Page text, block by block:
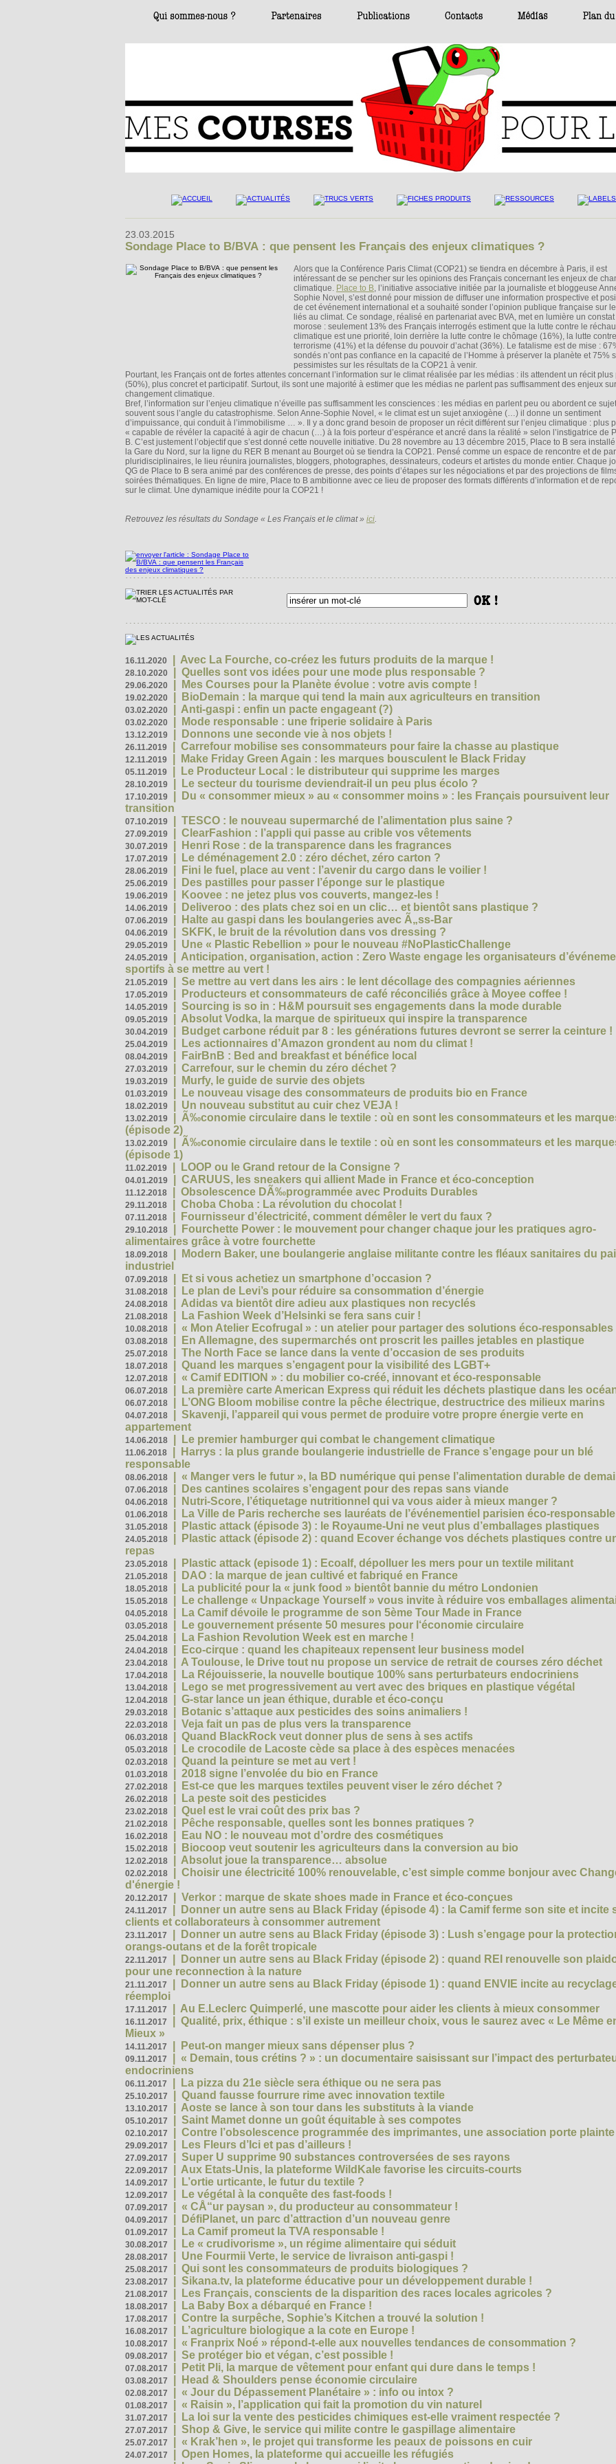
23.03.2015
Sondage Place to B/BVA : que pensent les Français des enjeux climatiques ?
Alors que la Conférence Paris Climat (COP21) se tiendra en décembre à Paris, il est
intéressant de se pencher sur les opinions des Français concernant les enjeux de
climatique. Place to B, l’initiative associative initiée par la journaliste et bloggeuse
Sophie Novel, s’est donné pour mission de diffuser une information prospective et
de cet événement international et a souhaité sonder l’opinion publique française sur
liés au climat. Ce sondage, réalisé en partenariat avec BVA, met en lumière un
morose : seulement 13% des Français interrogés estiment que la lutte contre le
climatique est une priorité, loin derrière la lutte contre le chômage (16%), la lutte
terrorisme (41%) et la défense du pouvoir d’achat (36%). Le fatalisme est de mise :
sondés n’ont pas confiance en la capacité de l’Homme à préserver la planète et 75%
pessimistes sur les résultats de la COP21 à venir.
Pourtant, les Français ont de fortes attentes concernant l’information sur le climat réalisée par les médias : ils attendent un récit plus
(50%), plus concret et participatif. Surtout, ils sont une majorité à estimer que les médias ne parlent pas suffisamment des enjeux
changement climatique.
Bref, l’information sur l’enjeu climatique n’éveille pas suffisamment les consciences : les médias en parlent peu ou abordent ce
souvent sous l’angle du catastrophisme. Selon Anne-Sophie Novel, « le climat est un sujet anxiogène (…) il donne un sentiment
d’impuissance, qui conduit à l’immobilisme … ». Il y a donc grand besoin de proposer un récit différent sur l’enjeu climatique : plus
« capable de révéler la capacité à agir de chacun (…) à la fois porteur d’espérance et ancré dans la réalité » selon l’instigatrice de
B. C’est justement l’objectif que s’est donné cette nouvelle initiative. Du 28 novembre au 13 décembre 2015, Place to B sera
la Gare du Nord, sur la ligne du RER B menant au Bourget où se tiendra la COP21. Pensé comme un espace de rencontre et de
pluridisciplinaires, le lieu réunira journalistes, bloggers, photographes, dessinateurs, codeurs et artistes du monde entier. Chaque
QG de Place to B sera animé par des conférences de presse, des points d’étapes sur les négociations et par des projections de
soirées thématiques. En ligne de mire, Place to B ambitionne avec ce lieu de proposer des formats différents d’information et de
sur le climat. Une dynamique inédite pour la COP21 !
Retrouvez les résultats du Sondage « Les Français et le climat » ici.
16.11.2020 Avec La Fourche, co-créez les futurs produits de la marque !
28.10.2020 Quelles sont vos idées pour une mode plus responsable ?
29.06.2020 Mes Courses pour la Planète évolue : votre avis compte !
19.02.2020 BioDemain : la marque qui tend la main aux agriculteurs en transition
03.02.2020 Anti-gaspi : enfin un pacte engageant (?)
03.02.2020 Mode responsable : une friperie solidaire à Paris
13.12.2019 Donnons une seconde vie à nos objets !
26.11.2019 Carrefour mobilise ses consommateurs pour faire la chasse au plastique
12.11.2019 Make Friday Green Again : les marques bousculent le Black Friday
05.11.2019 Le Producteur Local : le distributeur qui supprime les marges
28.10.2019 Le secteur du tourisme deviendrait-il un peu plus écolo ?
17.10.2019
Du « consommer mieux » au « consommer moins » : les Français poursuivent leur
transition
07.10.2019 TESCO : le nouveau supermarché de l’alimentation plus saine ?
27.09.2019 ClearFashion : l’appli qui passe au crible vos vêtements
30.07.2019 Henri Rose : de la transparence dans les fragrances
17.07.2019 Le déménagement 2.0 : zéro déchet, zéro carton ?
28.06.2019 Fini le fuel, place au vent : l’avenir du cargo dans le voilier !
25.06.2019 Des pastilles pour passer l’éponge sur le plastique
19.06.2019 Koovee : ne jetez plus vos couverts, mangez-les !
14.06.2019 Deliveroo : des plats chez soi en un clic… et bientôt sans plastique ?
07.06.2019 Halte au gaspi dans les boulangeries avec Ã„ss-Bar
04.06.2019 SKFK, le bruit de la révolution dans vos dressing ?
29.05.2019 Une « Plastic Rebellion » pour le nouveau #NoPlasticChallenge
24.05.2019
Anticipation, organisation, action : Zero Waste engage les organisateurs
sportifs à se mettre au vert !
21.05.2019 Se mettre au vert dans les airs : le lent décollage des compagnies aériennes
17.05.2019 Producteurs et consommateurs de café réconciliés grâce à Moyee coffee !
14.05.2019 Sourcing is so in : H&M poursuit ses engagements dans la mode durable
09.05.2019 Absolut Vodka, la marque de spiritueux qui inspire la transparence
30.04.2019 Budget carbone réduit par 8 : les générations futures devront se serrer la ceinture !
25.04.2019 Les actionnaires d’Amazon grondent au nom du climat !
08.04.2019 FairBnB : Bed and breakfast et bénéfice local
27.03.2019 Carrefour, sur le chemin du zéro déchet ?
19.03.2019 Murfy, le guide de survie des objets
01.03.2019 Le nouveau visage des consommateurs de produits bio en France
18.02.2019 Un nouveau substitut au cuir chez VEJA !
13.02.2019
Ã‰conomie circulaire dans le textile : où en sont les consommateurs et les
(épisode 2)
13.02.2019
Ã‰conomie circulaire dans le textile : où en sont les consommateurs et les
(épisode 1)
11.02.2019 LOOP ou le Grand retour de la Consigne ?
04.01.2019 CARUUS, les sneakers qui allient Made in France et éco-conception
11.12.2018 Obsolescence DÃ‰programmée avec Produits Durables
29.11.2018 Choba Choba : La révolution du chocolat !
07.11.2018 Fournisseur d’électricité, comment démêler le vert du faux ?
29.10.2018
Fourchette Power : le mouvement pour changer chaque jour les pratiques agro-
alimentaires grâce à votre fourchette
18.09.2018
Modern Baker, une boulangerie anglaise militante contre les fléaux sanitaires du
industriel
07.09.2018 Et si vous achetiez un smartphone d’occasion ?
31.08.2018 Le plan de Levi’s pour réduire sa consommation d’énergie
24.08.2018 Adidas va bientôt dire adieu aux plastiques non recyclés
21.08.2018 La Fashion Week d’Helsinki se fera sans cuir !
10.08.2018 « Mon Atelier Ecofrugal » : un atelier pour partager des solutions éco-responsables
03.08.2018 En Allemagne, des supermarchés ont proscrit les pailles jetables en plastique
25.07.2018 The North Face se lance dans la vente d’occasion de ses produits
18.07.2018 Quand les marques s’engagent pour la visibilité des LGBT+
12.07.2018 « Camif EDITION » : du mobilier co-créé, innovant et éco-responsable
06.07.2018 La première carte American Express qui réduit les déchets plastique dans les
06.07.2018 L’ONG Bloom mobilise contre la pêche électrique, destructrice des milieux marins
04.07.2018
Skavenji, l’appareil qui vous permet de produire votre propre énergie verte en
appartement
14.06.2018 Le premier hamburger qui combat le changement climatique
11.06.2018
Harrys : la plus grande boulangerie industrielle de France s’engage pour un blé
responsable
08.06.2018 « Manger vers le futur », la BD numérique qui pense l’alimentation durable de
07.06.2018 Des cantines scolaires s’engagent pour des repas sans viande
04.06.2018 Nutri-Score, l’étiquetage nutritionnel qui va vous aider à mieux manger ?
01.06.2018 La Ville de Paris recherche ses lauréats de l’événementiel parisien éco-responsable
31.05.2018 Plastic attack (épisode 3) : le Royaume-Uni ne veut plus d’emballages plastiques
24.05.2018
Plastic attack (épisode 2) : quand Ecover échange vos déchets plastiques contre
repas
23.05.2018 Plastic attack (episode 1) : Ecoalf, dépolluer les mers pour un textile militant
21.05.2018 DAO : la marque de jean cultivé et fabriqué en France
18.05.2018 La publicité pour la « junk food » bientôt bannie du métro Londonien
15.05.2018 Le challenge « Unpackage Yourself » vous invite à réduire vos emballages
04.05.2018 La Camif dévoile le programme de son 5ème Tour Made in France
03.05.2018 Le gouvernement présente 50 mesures pour l‘économie circulaire
25.04.2018 La Fashion Revolution Week est en marche !
24.04.2018 Eco-cirque : quand les chapiteaux repensent leur business model
23.04.2018 A Toulouse, le Drive tout nu propose un service de retrait de courses zéro déchet
17.04.2018 La Réjouisserie, la nouvelle boutique 100% sans perturbateurs endocriniens
13.04.2018 Lego se met progressivement au vert avec des briques en plastique végétal
12.04.2018 G-star lance un jean éthique, durable et éco-conçu
29.03.2018 Botanic s’attaque aux pesticides des soins animaliers !
22.03.2018 Veja fait un pas de plus vers la transparence
06.03.2018 Quand BlackRock veut donner plus de sens à ses actifs
05.03.2018 Le crocodile de Lacoste cède sa place à des espèces menacées
02.03.2018 Quand la peinture se met au vert !
01.03.2018 2018 signe l’envolée du bio en France
27.02.2018 Est-ce que les marques textiles peuvent viser le zéro déchet ?
26.02.2018 La peste soit des pesticides
23.02.2018 Quel est le vrai coût des prix bas ?
21.02.2018 Pêche responsable, quelles sont les bonnes pratiques ?
16.02.2018 Eau NO : le nouveau mot d’ordre des cosmétiques
15.02.2018 Biocoop veut soutenir les agriculteurs dans la conversion au bio
12.02.2018 Absolut joue la transparence… absolue
02.02.2018
Choisir une électricité 100% renouvelable, c’est simple comme bonjour avec
d'énergie !
20.12.2017 Verkor : marque de skate shoes made in France et éco-conçues
24.11.2017
Donner un autre sens au Black Friday (épisode 4) : la Camif ferme son site et incite
clients et collaborateurs à consommer autrement
23.11.2017
Donner un autre sens au Black Friday (épisode 3) : Lush s’engage pour la
orangs-outans et de la forêt tropicale
22.11.2017
Donner un autre sens au Black Friday (épisode 2) : quand REI renouvelle son
pour une reconnection à la nature
21.11.2017
Donner un autre sens au Black Friday (épisode 1) : quand ENVIE incite au
réemploi
17.11.2017 Au E.Leclerc Quimperlé, une mascotte pour aider les clients à mieux consommer
16.11.2017
Qualité, prix, éthique : s’il existe un meilleur choix, vous le saurez avec « Le Même
Mieux »
14.11.2017 Peut-on manger mieux sans dépenser plus ?
09.11.2017
« Demain, tous crétins ? » : un documentaire saisissant sur l’impact des
endocriniens
06.11.2017 La pizza du 21e siècle sera éthique ou ne sera pas
25.10.2017 Quand fausse fourrure rime avec innovation textile
13.10.2017 Aoste se lance à son tour dans les substituts à la viande
05.10.2017 Saint Mamet donne un goût équitable à ses compotes
02.10.2017 Contre l’obsolescence programmée des imprimantes, une association porte plainte
29.09.2017 Les Fleurs d’Ici et pas d’ailleurs !
27.09.2017 Super U supprime 90 substances controversées de ses rayons
22.09.2017 Aux Etats-Unis, la plateforme WildKale favorise les circuits-courts
14.09.2017 L’ortie urticante, le futur du textile ?
12.09.2017 Le végétal à la conquête des fast-foods !
07.09.2017 « CÅ“ur paysan », du producteur au consommateur !
04.09.2017 DéfiPlanet, un parc d’attraction d’un nouveau genre
01.09.2017 La Camif promeut la TVA responsable !
30.08.2017 Le « crudivorisme », un régime alimentaire qui séduit
28.08.2017 Une Fourmii Verte, le service de livraison anti-gaspi !
25.08.2017 Qui sont les consommateurs de produits biologiques ?
23.08.2017 Sikana.tv, la plateforme éducative pour un développement durable !
21.08.2017 Les Français, conscients de la disparition des races locales agricoles ?
18.08.2017 La Baby Box a débarqué en France !
17.08.2017 Contre la surpêche, Sophie’s Kitchen a trouvé la solution !
16.08.2017 L’agriculture biologique a la cote en Europe !
10.08.2017 « Franprix Noé » répond-t-elle aux nouvelles tendances de consommation ?
09.08.2017 Se protéger bio et végan, c’est possible !
07.08.2017 Petit Pli, la marque de vêtement pour enfant qui dure dans le temps !
03.08.2017 Head & Shoulders pense économie circulaire
02.08.2017 « Jour du Dépassement Planétaire » : info ou intox ?
01.08.2017 « Raisin », l’application qui fait la promotion du vin naturel
31.07.2017 La loi sur la vente des pesticides chimiques est-elle vraiment respectée ?
27.07.2017 Shop & Give, le service qui milite contre le gaspillage alimentaire
25.07.2017 « Krak’hen », le projet qui transforme les peaux de poissons en cuir
24.07.2017 Open Homes, la plateforme qui accueille les réfugiés